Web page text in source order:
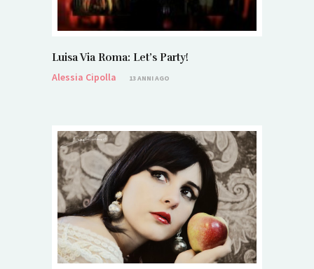
Luisa Via Roma: Let’s Party!
Alessia Cipolla
13 ANNI AGO